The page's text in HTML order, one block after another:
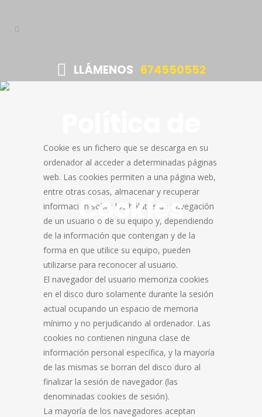
LLÁMENOS 674550552
Cookies
Cookie es un fichero que se descarga en su
ordenador al acceder a determinadas páginas
web. Las cookies permiten a una página web,
entre otras cosas, almacenar y recuperar
información sobre los hábitos de navegación
de un usuario o de su equipo y, dependiendo
de la información que contengan y de la
forma en que utilice su equipo, pueden
utilizarse para reconocer al usuario.
El navegador del usuario memoriza cookies
en el disco duro solamente durante la sesión
actual ocupando un espacio de memoria
mínimo y no perjudicando al ordenador. Las
cookies no contienen ninguna clase de
información personal específica, y la mayoría
de las mismas se borran del disco duro al
finalizar la sesión de navegador (las
denominadas cookies de sesión).
La mayoría de los navegadores aceptan